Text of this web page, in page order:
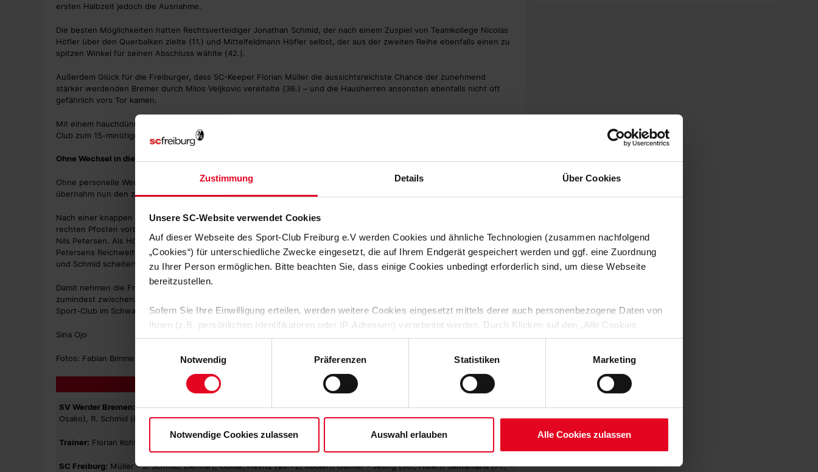
Zustimmung Details Über Cookies
Unsere SC-Website verwendet Cookies
Auf dieser Webseite des Sport-Club Freiburg e.V werden Cookies und ähnliche Technologien (zusammen nachfolgend
„Cookies“) für unterschiedliche Zwecke eingesetzt, die auf Ihrem Endgerät gespeichert werden und ggf. eine Zuordnung
zu Ihrer Person ermöglichen. Bitte beachten Sie, dass einige Cookies unbedingt erforderlich sind, um diese Webseite
bereitzustellen.
Sofern Sie Ihre Einwilligung erteilen, werden weitere Cookies eingesetzt mittels derer auch personenbezogene Daten von
Ihnen (z.B. persönlichen Identifikatoren oder IP-Adressen) verarbeitet werden. Durch Klicken auf den „Alle Cookies
zulassen“-Button stimmen Sie der Speicherung aller aufgeführten Cookies und der entsprechenden Verarbeitung Ihrer
personenbezogenen Daten für die unten jeweils angegebene Zwecke gem. § 25 Abs. 1 TDDDG, Art. 6 Abs. 1 lit. a DSGVO
Soweit Sie „Notwendige Cookies“ auswählen, werden nur unbedingt erforderliche Cookies eingesetzt. Ihre etwaig erteilten
Notwendig
Präferenzen Statistiken Marketing
Notwendige Cookies zulassen Auswahl erlauben Alle Cookies zulassen
ersten Halbzeit jedoch die Ausnahme.
Die besten Möglichkeiten hatten Rechtsverteidiger Jonathan Schmid, der nach einem Zuspiel von Teamkollege Nicolas
Höfler über den Querbalken zielte (11.) und Mittelfeldmann Höfler selbst, der aus der zweiten Reihe ebenfalls einen zu
spitzen Winkel für seinen Abschluss wählte (42.).
Außerdem Glück für die Freiburger, dass SC-Keeper Florian Müller die aussichtsreichste Chance der zunehmend
stärker werdenden Bremer durch Milos Veljkovic vereitelte (36.) – und die Hausherren ansonsten ebenfalls nicht oft
gefährlich vors Tor kamen.
Mit einem hauchdünnen Ballbesitzplus von 51 Prozent und dem leistungsgerechten 0:0 verabschiedete sich der Sport-
Club zum 15-minütigen Aufwärmen in die Kabinen.
Ohne Wechsel in die zweite Halbzeit
Ohne personelle Wechsel, aber mit veränderten Zuständigkeiten in der Abwehr ging es in Durchgang zwei. Lienhart
übernahm nun den zentralen Part, Gulde rückte stattdessen auf die rechte Seite.
Nach einer knappen Stunde hatte Vincenzo Grifo die Führung auf dem Fuß, setzte den Ball aber mit selbigem am
rechten Pfosten vorbei (55.). Noch näher dran waren in der Schlussphase Höfler und der mittlerweile eingewechselte
Nils Petersen. Als Höfler mit Wucht abschloss, landete der Abpraller des Bremer Schlussmanns Jiri Pavlenka in
Petersens Reichweite. Doch dessen Schussversuch geriet zu ungenau (77.). Und auch Grifo, Kapitän Christian Günter
und Schmid scheiterten bei ihrer Co-Produktion um Haaresbreite (83.).
Damit nehmen die Freiburger einen Zähler mit in die Heimat und liegen dank der nun 31 Punkte nach 21 Spieltagen
zumindest zwischenzeitlich auf dem achten Platz in der Tabelle. Am kommenden Samstag (15.30 Uhr) empfängt der
Sport-Club im Schwarzwald-Stadion Union Berlin.
Sina Ojo
Fotos: Fabian Bimmer
STENOGRAMM
SV Werder Bremen:Pavlenka - Veljkovic (45., Moisander), Toprak, Friedl - Gebre Selassie, Eggestein, Möhwald (80.,
Osako), R. Schmid (86., Bittencourt), Augustinsson (86., Groß) - Rashica, Sargent (62., Selke)
Trainer: Florian Kohfeldt
SC Freiburg: Müller - J. Schmid, Lienhart, Gulde, Heintz (90.+2, Kübler), Günter - Jeong (56., Höler), Santamaria (71.,